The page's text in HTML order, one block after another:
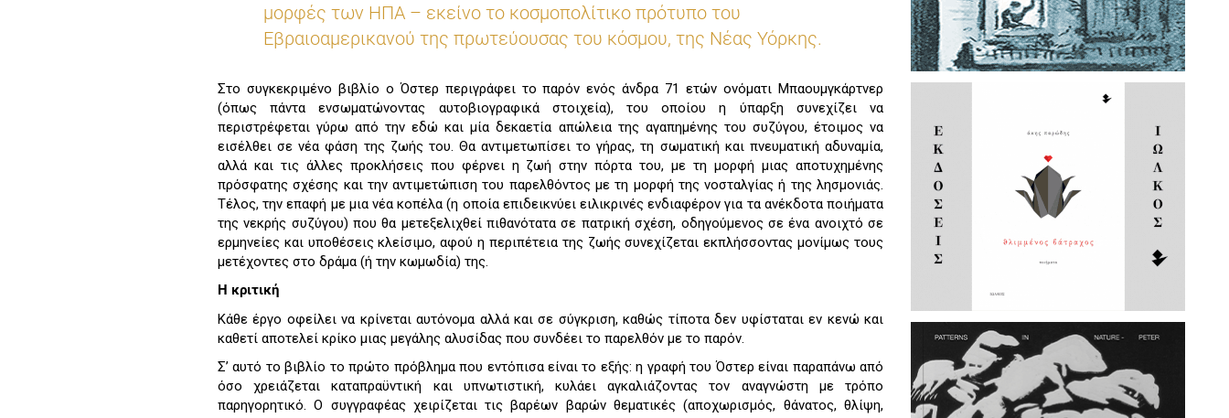
μορφές των ΗΠΑ – εκείνο το κοσμοπολίτικο πρότυπο του
Εβραιοαμερικανού της πρωτεύουσας του κόσμου, της Νέας Υόρκης.
Στο συγκεκριμένο βιβλίο ο Όστερ περιγράφει το παρόν ενός άνδρα 71 ετών ονόματι Μπαουμγκάρτνερ
(όπως πάντα ενσωματώνοντας αυτοβιογραφικά στοιχεία), του οποίου η ύπαρξη συνεχίζει να
περιστρέφεται γύρω από την εδώ και μία δεκαετία απώλεια της αγαπημένης του συζύγου, έτοιμος να
εισέλθει σε νέα φάση της ζωής του. Θα αντιμετωπίσει το γήρας, τη σωματική και πνευματική αδυναμία,
αλλά και τις άλλες προκλήσεις που φέρνει η ζωή στην πόρτα του, με τη μορφή μιας αποτυχημένης
πρόσφατης σχέσης και την αντιμετώπιση του παρελθόντος με τη μορφή της νοσταλγίας ή της λησμονιάς.
Τέλος, την επαφή με μια νέα κοπέλα (η οποία επιδεικνύει ειλικρινές ενδιαφέρον για τα ανέκδοτα ποιήματα
της νεκρής συζύγου) που θα μετεξελιχθεί πιθανότατα σε πατρική σχέση, οδηγούμενος σε ένα ανοιχτό σε
ερμηνείες και υποθέσεις κλείσιμο, αφού η περιπέτεια της ζωής συνεχίζεται εκπλήσσοντας μονίμως τους
μετέχοντες στο δράμα (ή την κωμωδία) της.
Η κριτική
Κάθε έργο οφείλει να κρίνεται αυτόνομα αλλά και σε σύγκριση, καθώς τίποτα δεν υφίσταται εν κενώ και
καθετί αποτελεί κρίκο μιας μεγάλης αλυσίδας που συνδέει το παρελθόν με το παρόν.
Σ’ αυτό το βιβλίο το πρώτο πρόβλημα που εντόπισα είναι το εξής: η γραφή του Όστερ είναι παραπάνω από
όσο χρειάζεται καταπραϋντική και υπνωτιστική, κυλάει αγκαλιάζοντας τον αναγνώστη με τρόπο
παρηγορητικό. Ο συγγραφέας χειρίζεται τις βαρέων βαρών θεματικές (αποχωρισμός, θάνατος, θλίψη,